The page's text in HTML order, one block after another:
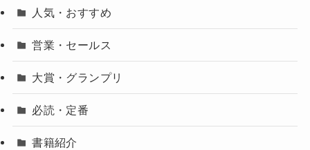
人気・おすすめ
営業・セールス
大賞・グランプリ
必読・定番
書籍紹介